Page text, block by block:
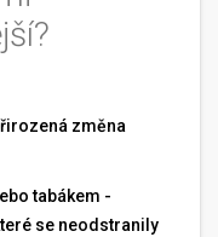
změna
tabákem -
se neodstranily